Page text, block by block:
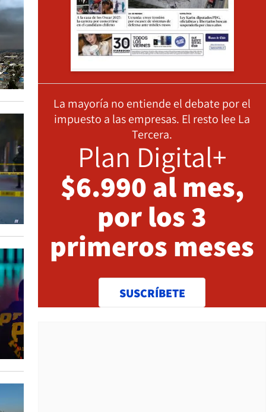
La mayoría no entiende el debate por el
impuesto a las empresas. El resto lee La
Tercera.
Plan Digital+
$6.990 al mes,
por los 3
primeros meses
SUSCRÍBETE